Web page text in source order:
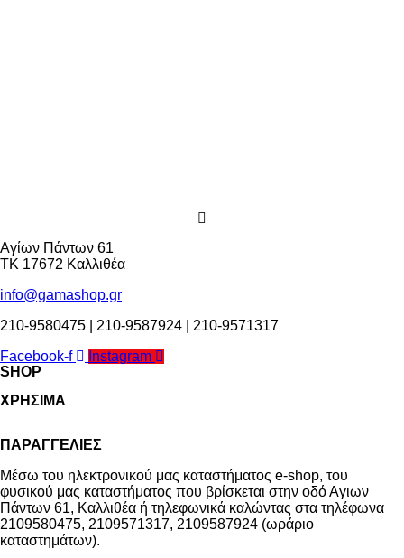
Αγίων Πάντων 61
ΤΚ 17672 Καλλιθέα
info@gamashop.gr
210-9580475 | 210-9587924 | 210-9571317
Facebook-f
Instagram
SHOP
Χαλιά
Κουρτινόξυλα
Γκαζόν
Δάπεδα
Τοίχος
ΧΡΗΣΙΜΑ
Τρόποι & Έξοδα Αποστολής
Επιστροφές
Οροι και Προϋποθέσεις Χρήσης
Προστασία Απορρήτου
ΠΑΡΑΓΓΕΛΙΕΣ
Μέσω του ηλεκτρονικού μας καταστήματος e-shop, του
φυσικού μας καταστήματος που βρίσκεται στην οδό Αγιων
Πάντων 61, Καλλιθέα ή τηλεφωνικά καλώντας στα τηλέφωνα
2109580475, 2109571317, 2109587924 (ωράριο
καταστημάτων).